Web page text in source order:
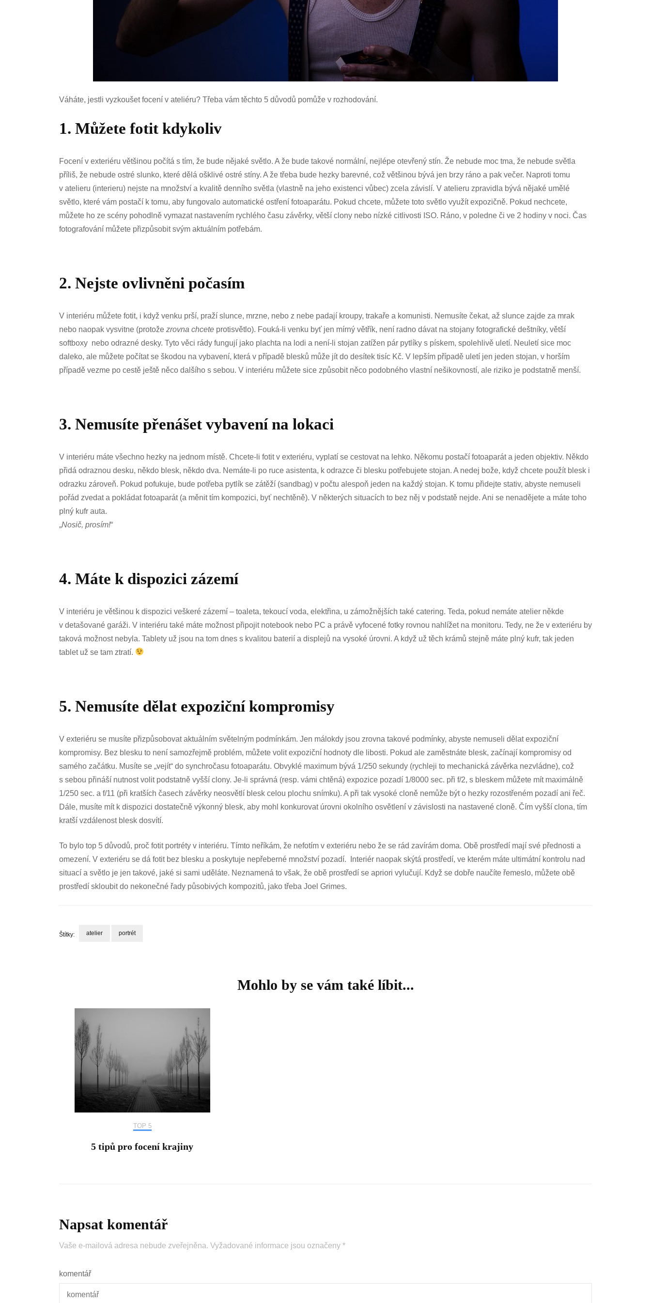
Váháte, jestli vyzkoušet focení v ateliéru? Třeba vám těchto 5 důvodů pomůže v rozhodování.
1. Můžete fotit kdykoliv
Focení v exteriéru většinou počítá s tím, že bude nějaké světlo. A že bude takové normální, nejlépe otevřený stín. Že nebude moc tma, že nebude světla
příliš, že nebude ostré slunko, které dělá ošklivé ostré stíny. A že třeba bude hezky barevné, což většinou bývá jen brzy ráno a pak večer. Naproti tomu
v atelieru (interieru) nejste na množství a kvalitě denního světla (vlastně na jeho existenci vůbec) zcela závislí. V atelieru zpravidla bývá nějaké umělé
světlo, které vám postačí k tomu, aby fungovalo automatické ostření fotoaparátu. Pokud chcete, můžete toto světlo využít expozičně. Pokud nechcete,
můžete ho ze scény pohodlně vymazat nastavením rychlého času závěrky, větší clony nebo nízké citlivosti ISO. Ráno, v poledne či ve 2 hodiny v noci. Čas
fotografování můžete přizpůsobit svým aktuálním potřebám.
2. Nejste ovlivněni počasím
V interiéru můžete fotit, i když venku prší, praží slunce, mrzne, nebo z nebe padají kroupy, trakaře a komunisti. Nemusíte čekat, až slunce zajde za mrak
nebo naopak vysvitne (protože zrovna chcete protisvětlo). Fouká-li venku byť jen mírný větřík, není radno dávat na stojany fotografické deštníky, větší
softboxy nebo odrazné desky. Tyto věci rády fungují jako plachta na lodi a není-li stojan zatížen pár pytlíky s pískem, spolehlivě uletí. Neuletí sice moc
daleko, ale můžete počítat se škodou na vybavení, která v případě blesků může jít do desítek tisíc Kč. V lepším případě uletí jen jeden stojan, v horším
případě vezme po cestě ještě něco dalšího s sebou. V interiéru můžete sice způsobit něco podobného vlastní nešikovností, ale riziko je podstatně menší.
3. Nemusíte přenášet vybavení na lokaci
V interiéru máte všechno hezky na jednom místě. Chcete-li fotit v exteriéru, vyplatí se cestovat na lehko. Někomu postačí fotoaparát a jeden objektiv. Někdo
přidá odraznou desku, někdo blesk, někdo dva. Nemáte-li po ruce asistenta, k odrazce či blesku potřebujete stojan. A nedej bože, když chcete použít blesk i
odrazku zároveň. Pokud pofukuje, bude potřeba pytlík se zátěží (sandbag) v počtu alespoň jeden na každý stojan. K tomu přidejte stativ, abyste nemuseli
pořád zvedat a pokládat fotoaparát (a měnit tím kompozici, byť nechtěně). V některých situacích to bez něj v podstatě nejde. Ani se nenadějete a máte toho
plný kufr auta.
„Nosič, prosím!“
4. Máte k dispozici zázemí
V interiéru je většinou k dispozici veškeré zázemí – toaleta, tekoucí voda, elektřina, u zámožnějších také catering. Teda, pokud nemáte atelier někde
v detašované garáži. V interiéru také máte možnost připojit notebook nebo PC a právě vyfocené fotky rovnou nahlížet na monitoru. Tedy, ne že v exteriéru by
taková možnost nebyla. Tablety už jsou na tom dnes s kvalitou baterií a displejů na vysoké úrovni. A když už těch krámů stejně máte plný kufr, tak jeden
tablet už se tam ztratí.
5. Nemusíte dělat expoziční kompromisy
V exteriéru se musíte přizpůsobovat aktuálním světelným podmínkám. Jen málokdy jsou zrovna takové podmínky, abyste nemuseli dělat expoziční
kompromisy. Bez blesku to není samozřejmě problém, můžete volit expoziční hodnoty dle libosti. Pokud ale zaměstnáte blesk, začínají kompromisy od
samého začátku. Musíte se „vejít“ do synchročasu fotoaparátu. Obvyklé maximum bývá 1/250 sekundy (rychleji to mechanická závěrka nezvládne), což
s sebou přináší nutnost volit podstatně vyšší clony. Je-li správná (resp. vámi chtěná) expozice pozadí 1/8000 sec. při f/2, s bleskem můžete mít maximálně
1/250 sec. a f/11 (při kratších časech závěrky neosvětlí blesk celou plochu snímku). A při tak vysoké cloně nemůže být o hezky rozostřeném pozadí ani řeč.
Dále, musíte mít k dispozici dostatečně výkonný blesk, aby mohl konkurovat úrovni okolního osvětlení v závislosti na nastavené cloně. Čím vyšší clona, tím
kratší vzdálenost blesk dosvítí.
To bylo top 5 důvodů, proč fotit portréty v interiéru. Tímto neříkám, že nefotím v exteriéru nebo že se rád zavírám doma. Obě prostředí mají své přednosti a
omezení. V exteriéru se dá fotit bez blesku a poskytuje nepřeberné množství pozadí. Interiér naopak skýtá prostředí, ve kterém máte ultimátní kontrolu nad
situací a světlo je jen takové, jaké si sami uděláte. Neznamená to však, že obě prostředí se apriori vylučují. Když se dobře naučíte řemeslo, můžete obě
prostředí skloubit do nekonečné řady působivých kompozitů, jako třeba Joel Grimes.
Štítky: atelier portrét
Mohlo by se vám také líbit...
TOP 5
5 tipů pro focení krajiny
Napsat komentář
Vaše e-mailová adresa nebude zveřejněna. Vyžadované informace jsou označeny *
komentář